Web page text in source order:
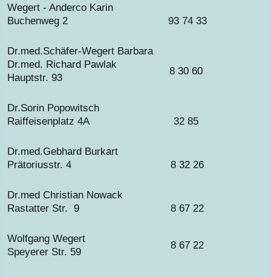
Wegert - Anderco Karin
Buchenweg 2
93 74 33
Dr.med.Schäfer-Wegert Barbara
Dr.med. Richard Pawlak
Hauptstr. 93
8 30 60
Dr.Sorin Popowitsch
Raiffeisenplatz 4A
32 85
Dr.med.Gebhard Burkart
Prätoriusstr. 4
8 32 26
Dr.med Christian Nowack
Rastatter Str. 9
8 67 22
Wolfgang Wegert
Speyerer Str. 59
8 67 22